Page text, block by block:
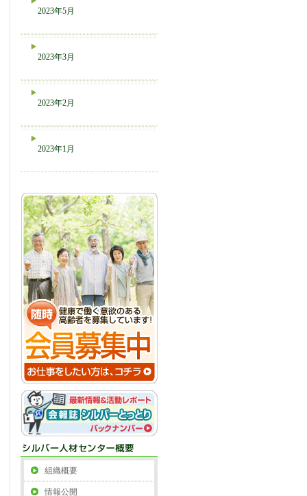
2023年5月
2023年3月
2023年2月
2023年1月
組織概要
情報公開